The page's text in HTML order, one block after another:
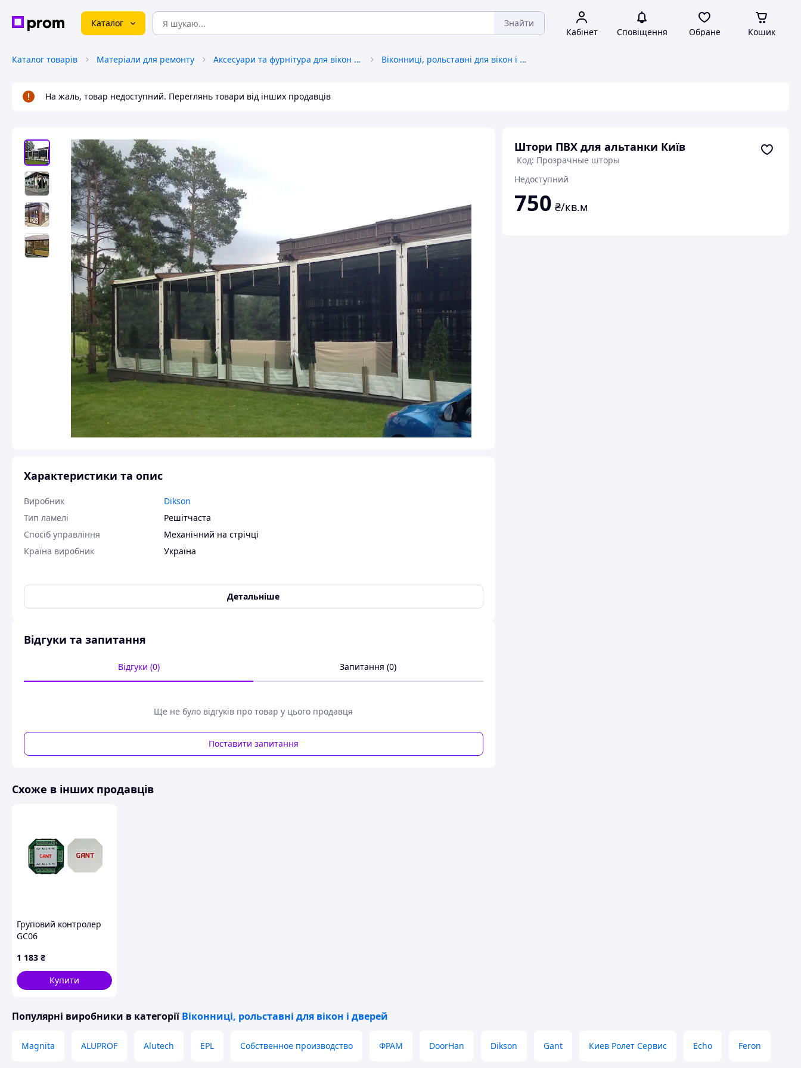
Каталог Знайти
Кабінет Сповіщення Обране Кошик
Каталог товарів Матеріали для ремонту Аксесуари та фурнітура для вікон і дверей Віконниці, рольставні для вікон і дверей
На жаль, товар недоступний. Переглянь товари від інших продавців
Штори ПВХ для альтанки Київ
Код: Прозрачные шторы
Недоступний
750 ₴/кв.м
Характеристики та опис
Виробник
Dikson
Тип ламелі
Решітчаста
Спосіб управління
Механічний на стрічці
Країна виробник
Україна
Штори ПВХ для альтанки Київ-виробництво є в Києві!
Виробництво розташоване в Київ, Столичні шосе 30
Штори ПВХ для альтанки Одеса. 750 грн/м2 під ключ — усі скоби, витратні матеріали входять у вартість!
наздрюють такі прозорі полотна.
захисні штори з ПВХ,
штори з ПВХ, силіконові штори з ПВХ. Для когось це «Рулонні штори, штори
Щільний, м'який,прозорий матеріал, використовуваний ми,
виробляючи м'які прозорі штори або вікна для зовнішнього використання замість
звичайного скла. Обрамлення навколо вікна або штори робимо зі щільної
Силіконові штори з ПВХ Ви можете замовити в будь-який регіон України. Для
прикласти фото:
консультант упродовж поточного робочого дня надасть відповідь про
вартість і термін виконання замовлення
Також можна замовити виклик замірювача після попереднього прорахунку та
Детальніше
Відгуки та запитання
Відгуки (0) Запитання (0)
Ще не було відгуків про товар у цього продавця
Поставити запитання
Схоже в інших продавців
Груповий контролер
GC06
1 183 ₴
Купити
Популярні виробники в категорії Віконниці, рольставні для вікон і дверей
Magnita ALUPROF Alutech EPL Собственное производство ФРАМ DoorHan Dikson Gant Киев Ролет Сервис Echo Feron